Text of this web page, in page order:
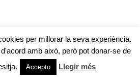
per millorar la seva experiència.
amb això, però pot donar-se de
Accepto Llegir més